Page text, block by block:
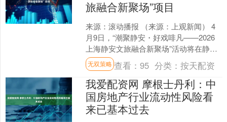
旅融合新聚场”项目
来源：滚动播报 （来源：上观新闻） 4
月9日，“潮聚静安・好戏啡凡——2026
上海静安文旅融合新聚场”活动将在静安
举行，咖啡与戏剧两大元素将一同呈
现。 咖啡板块....
无双策略 查看：95 分类：按天配资
我爱配资网 摩根士丹利：中
国房地产行业流动性风险看
来已基本过去